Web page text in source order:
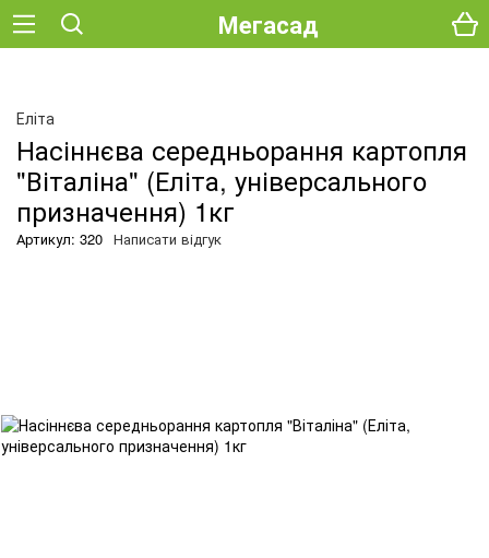
Мегасад
Еліта
Насіннєва середньорання картопля
"Віталіна" (Еліта, універсального
призначення) 1кг
Артикул: 320 Написати відгук